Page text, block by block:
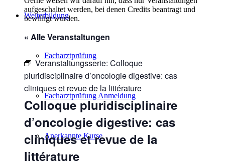
Weiterbildung
Facharztprüfung
Facharztprüfung Anmeldung
Anerkannte Kurse
aufgeschaltet werden, bei denen Credits beantragt und
bewilligt wurden.
« Alle Veranstaltungen
Veranstaltungsserie: Colloque
pluridisciplinaire d’oncologie digestive: cas
cliniques et revue de la littérature
Colloque pluridisciplinaire
d’oncologie digestive: cas
cliniques et revue de la
littérature